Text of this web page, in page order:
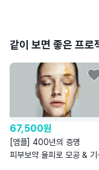
같이 보면 좋은 프로
67,500원
[앰플] 400년의 증명
피부보약 율피로 모공 & 기